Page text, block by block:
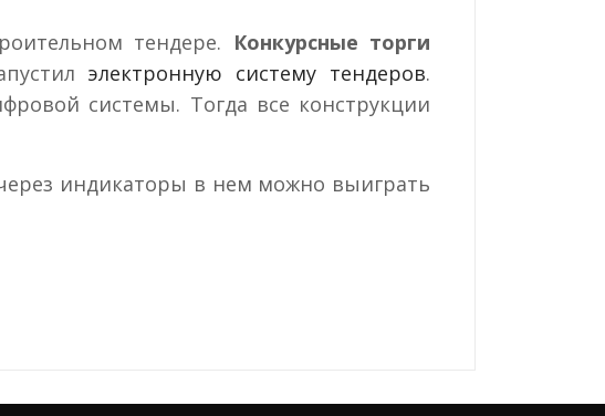
тендере. Конкурсные торги
электронную систему тендеров.
системы. Тогда все конструкции
индикаторы в нем можно выиграть